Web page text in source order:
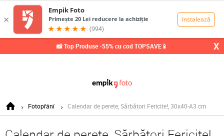
📸 Top Produse -55% cu cod TOPSAVE📱 X
Fotopřání Calendar de perete, Sărbători Fericite!, 30x40-A3 cm